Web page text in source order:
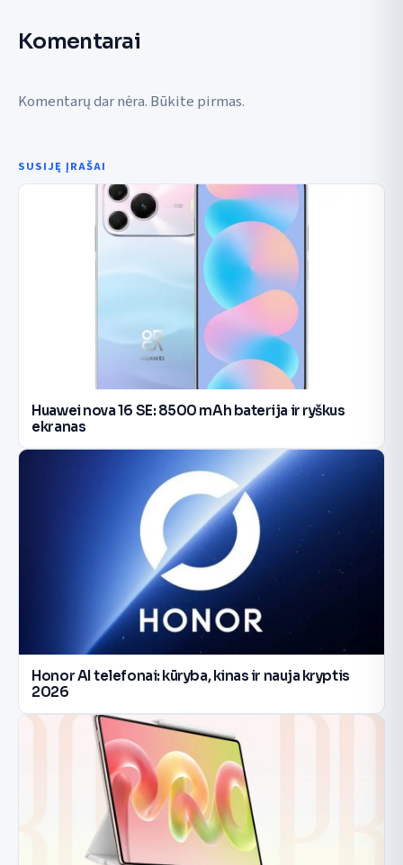
Komentarai
Komentarų dar nėra. Būkite pirmas.
SUSIJĘ ĮRAŠAI
Huawei nova 16 SE: 8500 mAh baterija ir ryškus
ekranas
Honor AI telefonai: kūryba, kinas ir nauja kryptis
2026